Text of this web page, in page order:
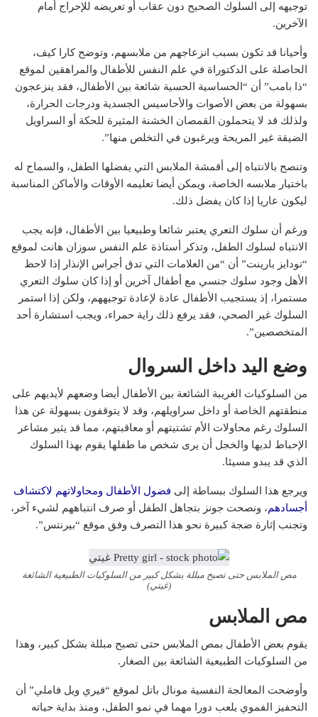
توجيهه إلى السلوك الصحيح دون عقاب أو تعريضه للإحراج أمام
الآخرين.
وأحيانا قد تكون بسبب انزعاجهم من ملابسهم، وتوضح كارا كيف،
الحاصلة على الدكتوراة في علم النفس للأطفال والمراهقين لموقع
“ذا بامب” أن “الحساسية الحسية شائعة بين الأطفال، فقد ينزعجون
بسهولة من بعض الأصوات والأحاسيس الجسدية ودرجات الحرارة،
ولذلك قد لا يتحملون القمصان الخشنة المثيرة للحكة أو السراويل
الضيقة غير المريحة ويرغبون في التخلص منها”.
وتنصح بالانتباه إلى أقمشة الملابس التي يفضلها الطفل، والسماح له
باختيار ملابسه الخاصة، ويمكن أيضا تعليمه الأوقات والأماكن المناسبة
ليكون عاريا إذا كان يفضل ذلك.
ورغم أن سلوك التعري يعتبر شائعا وطبيعيا بين الأطفال، فإنه يجب
الانتباه لسلوك الطفل، وتذكر أستاذة علم النفس سوزان هانت لموقع
“تودايز بارينت” أن “من العلامات التي تدق أجراس الإنذار إذا لاحظ
الأهل وجود سلوك جنسي مع أطفال آخرين أو إذا كان سلوك التعري
مستمرا، إذ يستجيب الأطفال عادة لإعادة توجيههم، ولكن إذا استمر
السلوك غير الصحي، فقد يرفع ذلك راية حمراء، ويجب استشارة أحد
المتخصصين”.
وضع اليد داخل السروال
من السلوكيات الغريبة الشائعة بين الأطفال أيضا وضعهم لأيديهم على
منطقتهم الخاصة أو داخل سراويلهم، وقد لا يتوقفون بسهولة عن هذا
السلوك رغم محاولات الأم تشتيتهم أو معاقبتهم، مما قد يثير مشاعر
الإحباط لديها والخجل أن يرى شخص ما طفلها يقوم بهذا السلوك
الذي قد يبدو مسيئا.
ويرجع هذا السلوك ببساطة إلى فضول الأطفال ومحاولاتهم لاكتشاف
أجسادهم، ونصحت جونز بتجاهل الطفل أو صرف انتباههم لشيء آخر،
وتجنب إثارة ضجة كبيرة نحو هذا التصرف وفق موقع “بيرنتس”.
مص الملابس حتى تصبح مبللة بشكل كبير من السلوكيات الطبيعية الشائعة
(غيتي)
مص الملابس
يقوم بعض الأطفال بمص الملابس حتى تصبح مبللة بشكل كبير، وهذا
من السلوكيات الطبيعية الشائعة بين الصغار.
وأوضحت المعالجة النفسية مونال باتل لموقع “فيري ويل فاملي” أن
التحفيز الفموي يلعب دورا مهما في نمو الطفل، ومنذ بداية حياته